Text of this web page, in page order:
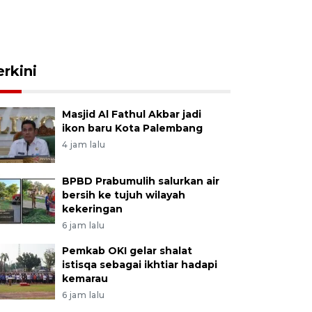
Masjid Al Fathul Akbar jadi
ikon baru Kota Palembang
4 jam lalu
BPBD Prabumulih salurkan air
bersih ke tujuh wilayah
kekeringan
6 jam lalu
Pemkab OKI gelar shalat
istisqa sebagai ikhtiar hadapi
kemarau
6 jam lalu